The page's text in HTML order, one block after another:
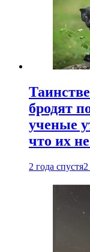
бродят
ученые
что их
2 года спустя